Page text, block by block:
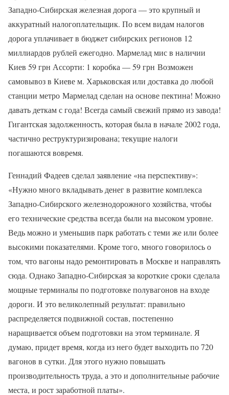
Западно-Сибирская железная дорога — это крупный и
аккуратный налогоплательщик. По всем видам налогов
дорога уплачивает в бюджет сибирских регионов 12
миллиардов рублей ежегодно. Мармелад мис в наличии
Киев 59 грн Ассорти: 1 коробка — 59 грн Возможен
самовывоз в Киеве м. Харьковская или доставка до любой
станции метро Мармелад сделан на основе пектина! Можно
давать деткам с года! Всегда самый свежий прямо из завода!
Гигантская задолженность, которая была в начале 2002 года,
частично реструктуризирована; текущие налоги
погашаются вовремя.
Геннадий Фадеев сделал заявление «на перспективу»:
«Нужно много вкладывать денег в развитие комплекса
Западно-Сибирского железнодорожного хозяйства, чтобы
его технические средства всегда были на высоком уровне.
Ведь можно и уменьшив парк работать с теми же или более
высокими показателями. Кроме того, много говорилось о
том, что вагоны надо ремонтировать в Москве и направлять
сюда. Однако Западно-Сибирская за короткие сроки сделала
мощные терминалы по подготовке полувагонов на входе
дороги. И это великолепный результат: правильно
распределяется подвижной состав, постепенно
наращивается объем подготовки на этом терминале. Я
думаю, придет время, когда из него будет выходить по 720
вагонов в сутки. Для этого нужно повышать
производительность труда, а это и дополнительные рабочие
места, и рост заработной платы».